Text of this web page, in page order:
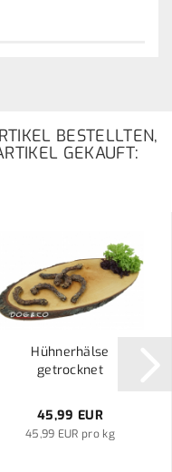
BESTELLTEN,
GEKAUFT:
Hühnerhälse
getrocknet
45,99 EUR
45,99 EUR pro kg